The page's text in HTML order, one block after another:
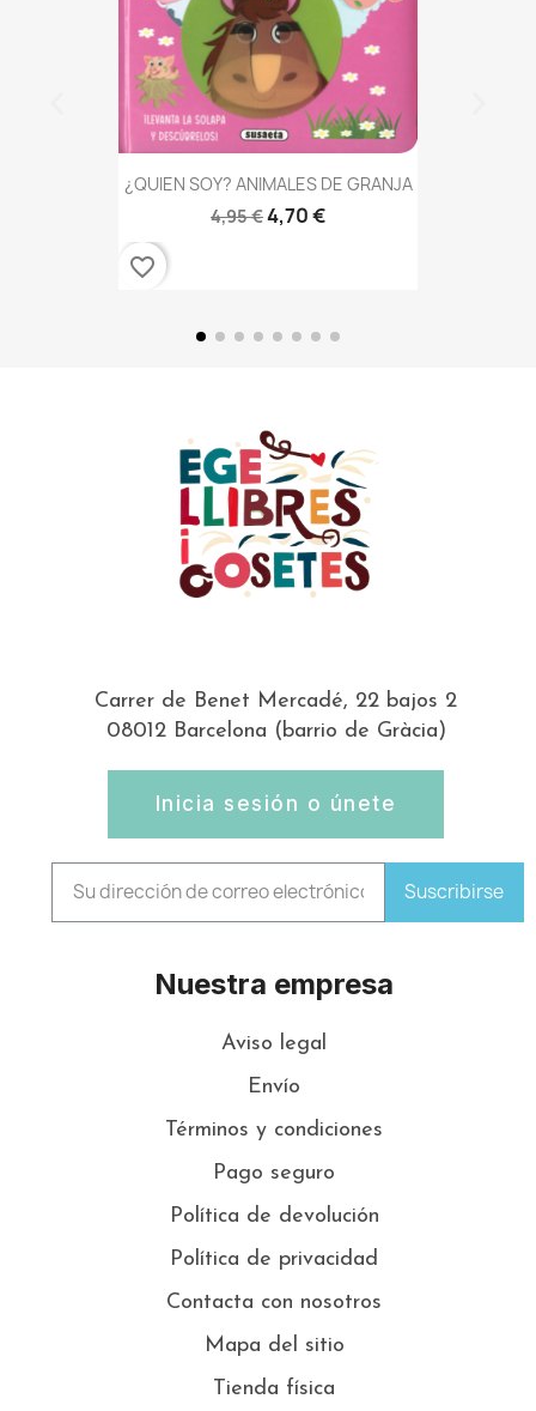
¿QUIEN SOY? ANIMALES DE GRANJA
4,95 €4,70 €
favorite_border
Carrer de Benet Mercadé, 22 bajos 2
08012 Barcelona (barrio de Gràcia)
Inicia sesión o únete
Suscribirse
Nuestra empresa
Aviso legal
Envío
Términos y condiciones
Pago seguro
Política de devolución
Política de privacidad
Contacta con nosotros
Mapa del sitio
Tienda física